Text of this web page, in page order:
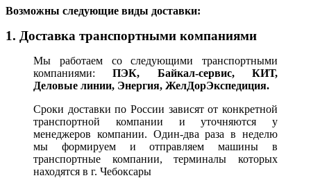
Возможны следующие виды доставки:
1. Доставка транспортными компаниями
Мы работаем со следующими транспортными
компаниями:ПЭК, Байкал-сервис, КИТ,
Деловые линии, Энергия, ЖелДорЭкспедиция.
Сроки доставки по России зависят от конкретной
транспортной компании и уточняются у
менеджеров компании. Один-два раза в неделю
мы формируем и отправляем машины в
транспортные компании, терминалы которых
находятся в г. Чебоксары